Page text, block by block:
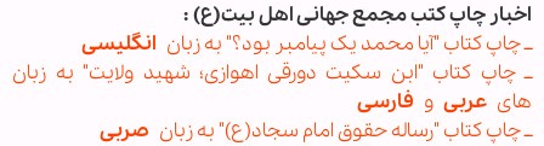
اخبار چاپ کتب مجمع جهانی اهل بیت(ع) :
ــ چاپ کتاب "آیا محمد یک پیامبر بود؟" به زبان انگلیسی
ــ چاپ کتاب "ابن سکیت دورقی اهوازی؛ شهید ولایت" به زبان
های عربی و فارسی
ــ چاپ کتاب "رساله حقوق امام سجاد(ع)" به زبان صربی